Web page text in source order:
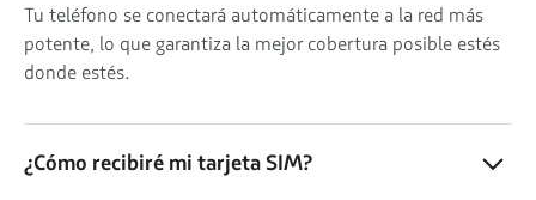
Tu teléfono se conectará automáticamente a la red más
potente, lo que garantiza la mejor cobertura posible estés
donde estés.
¿Cómo recibiré mi tarjeta SIM?